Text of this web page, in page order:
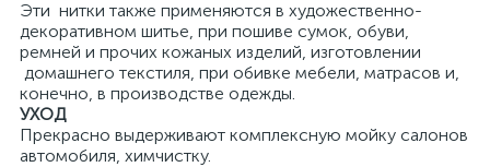
Эти нитки также применяются в художественно-
декоративном шитье, при пошиве сумок, обуви,
ремней и прочих кожаных изделий, изготовлении
домашнего текстиля, при обивке мебели, матрасов и,
конечно, в производстве одежды.
УХОД
Прекрасно выдерживают комплексную мойку салонов
автомобиля, химчистку.